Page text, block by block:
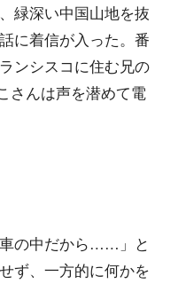
緑深い中国山地を抜
に着信が入った。番
ンシスコに住む兄の
さんは声を潜めて電
の中だから……」と
ず、一方的に何かを